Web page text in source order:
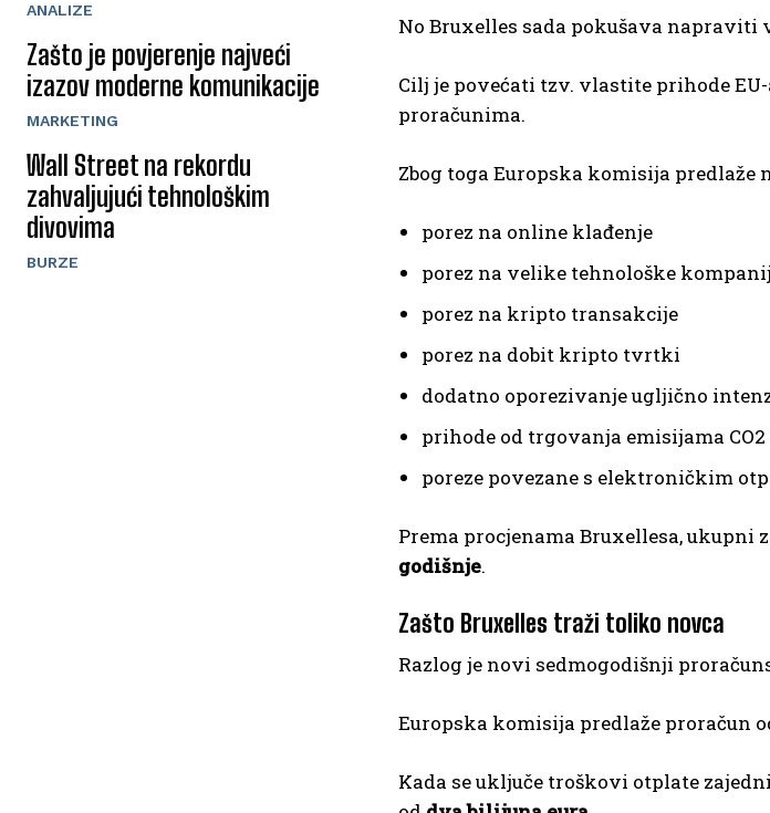
ANALIZE
Zašto je povjerenje najveći
izazov moderne komunikacije
MARKETING
Wall Street na rekordu
zahvaljujući tehnološkim
divovima
BURZE
No Bruxelles sada pokušava napraviti
Cilj je povećati tzv. vlastite prihode
proračunima.
Zbog toga Europska komisija
porez na online klađenje
porez na velike tehnološke
porez na kripto transakcije
porez na dobit kripto tvrtki
dodatno oporezivanje ugljično
prihode od trgovanja emisijama CO2
poreze povezane s elektroničkim
Prema procjenama Bruxellesa,
godišnje.
Zašto Bruxelles traži toliko novca
Razlog je novi sedmogodišnji
Europska komisija predlaže proračun
Kada se uključe troškovi otplate